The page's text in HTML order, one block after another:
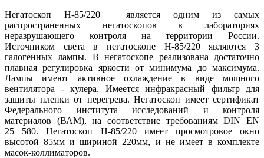
Негатоскоп Н-85/220 является одним из самых
распространенных негатоскопов в лабораториях
неразрушающего контроля на территории России.
Источником света в негатоскопе Н-85/220 являются 3
галогенных лампы. В негатоскопе реализована достаточно
плавная регулировка яркости от минимума до максимума.
Лампы имеют активное охлаждение в виде мощного
вентилятора - кулера. Имеется инфракрасный фильтр для
защиты пленки от перегрева. Негатоскоп имеет сертификат
Федерального института исследований и контроля
материалов (ВАМ), на соответствие требованиям DIN EN
25 580. Негатоскоп Н-85/220 имеет просмотровое окно
высотой 85мм и шириной 220мм, и не имеет в комплекте
масок-коллиматоров.